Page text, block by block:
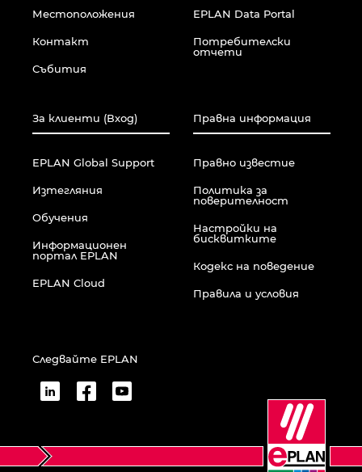
Местоположения
Контакт
Събития
EPLAN Data Portal
Потребителски
отчети
За клиенти (Вход)
EPLAN Global Support
Изтегляния
Обучения
Информационен
портал EPLAN
EPLAN Cloud
Правна информация
Правно известие
Политика за
поверителност
Настройки на
бисквитките
Кодекс на поведение
Правила и условия
Следвайте EPLAN